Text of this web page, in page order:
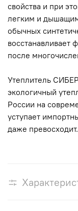
свойства и при
легким и
обычных
восстанавливает
после
Утеплитель
экологичный
России на
уступает
даже превосходит.